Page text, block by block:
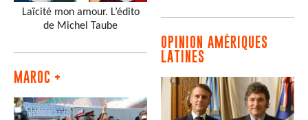
Laïcité mon amour. L’édito
de Michel Taube
MAROC +
OPINION AMÉRIQUES
LATINES